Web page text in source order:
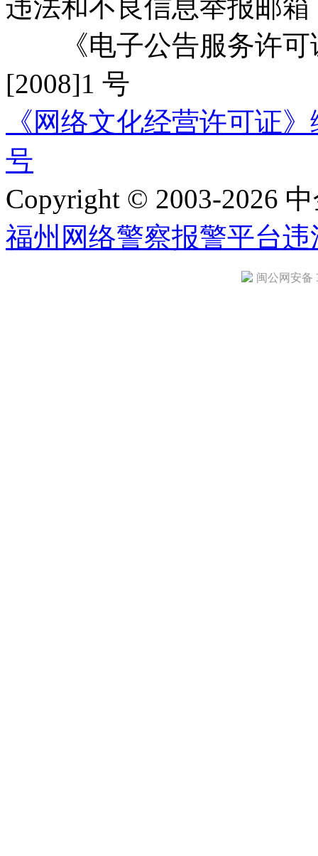
违法和不良信息举报邮箱
《电子公告服务许可
[2008]1 号
《网络文化经营许可证
号
Copyright © 2003-2026
福州网络警察报警平台违
闽公网安备